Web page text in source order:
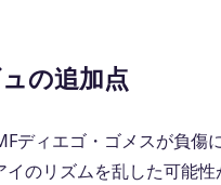
の追加点
ディエゴ・ゴメスが負傷
のリズムを乱した可能性